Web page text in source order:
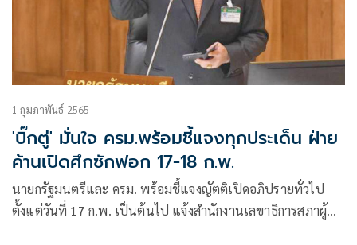
1 กุมภาพันธ์ 2565
'บิ๊กตู่' มั่นใจ ครม.พร้อมชี้แจงทุกประเด็น ฝ่าย
ค้านเปิดศึกซักฟอก 17-18 ก.พ.
นายกรัฐมนตรีและ ครม. พร้อมชี้แจงญัตติเปิดอภิปรายทั่วไป
ตั้งแต่วันที่ 17 ก.พ. เป็นต้นไป แจ้งสำนักงานเลขาธิการสภาผู้